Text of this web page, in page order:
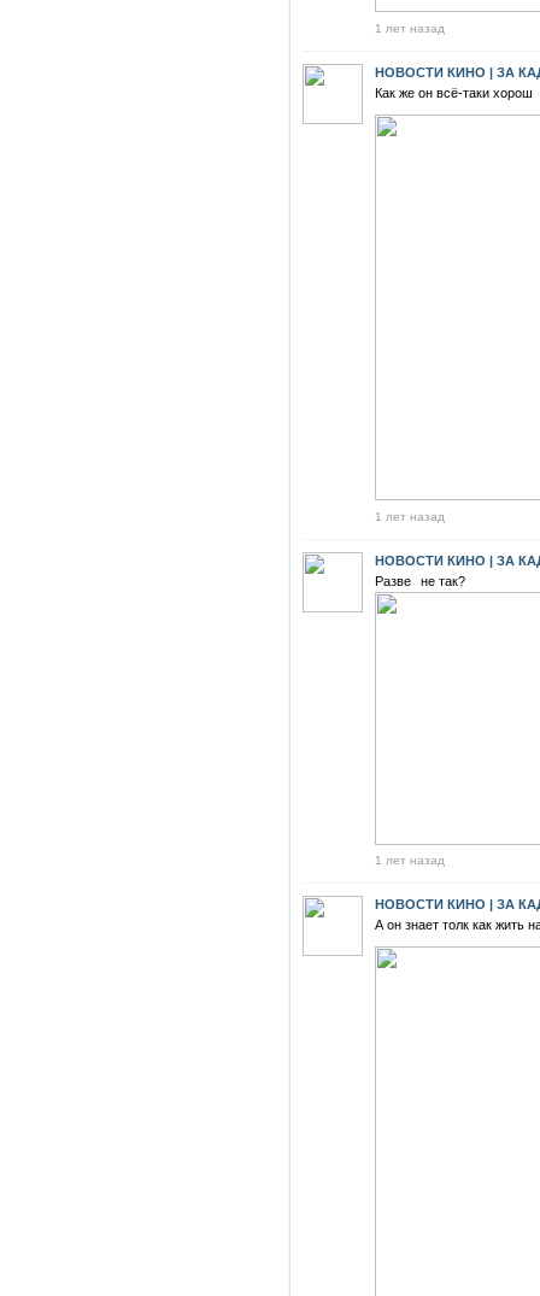
1 лет назад
НОВОСТИ КИНО | ЗА
Как же он всё-таки хорош
1 лет назад
НОВОСТИ КИНО | ЗА
Разве⠀не так?
1 лет назад
НОВОСТИ КИНО | ЗА
А он знает толк как жить